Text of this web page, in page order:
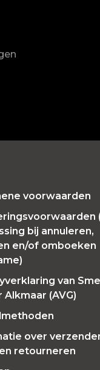
voorwaarden
bij annuleren,
en/of omboeken
van
(AVG)
over
retourneren